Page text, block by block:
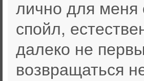
лично для меня
спойл,
далеко не
возвращаться